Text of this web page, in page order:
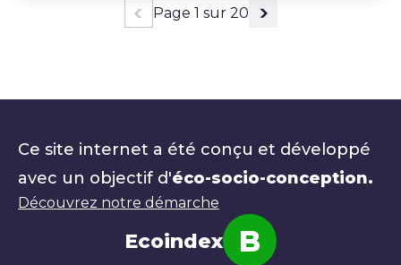
Page précédente
Page 1 sur 20
Page suivante
Ce site internet a été conçu et développé
avec un objectif d'éco-socio-conception.
Découvrez notre démarche
Note
Ecoindex B